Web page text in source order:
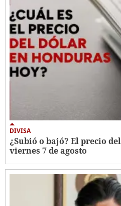
DIVISA
¿Subió o bajó? El precio
viernes 7 de agosto